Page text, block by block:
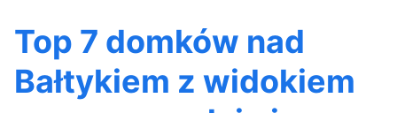
Top 7 domków nad
Bałtykiem z widokiem